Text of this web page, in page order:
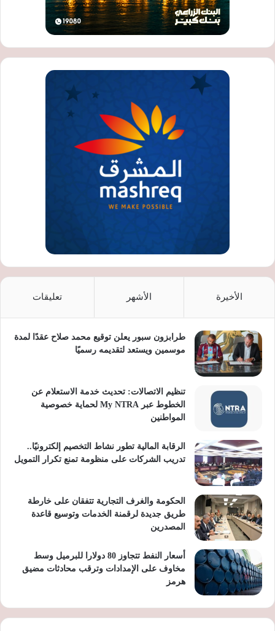
الأخيرة الأشهر تعليقات
طرابزون سبور يعلن توقيع محمد صلاح عقدًا لمدة
موسمين ويستعد لتقديمه رسميًا
تنظيم الاتصالات: تحديث خدمة الاستعلام عن
الخطوط عبر My NTRA لحماية خصوصية
المواطنين
الرقابة المالية تطور نشاط التخصيم إلكترونيًا..
تدريب الشركات على منظومة تمنع تكرار التمويل
الحكومة والغرف التجارية تتفقان على خارطة
طريق جديدة لرقمنة الخدمات وتوسيع قاعدة
المصدرين
أسعار النفط تتجاوز 80 دولارا للبرميل وسط
مخاوف على الإمدادات وترقب محادثات مضيق
هرمز